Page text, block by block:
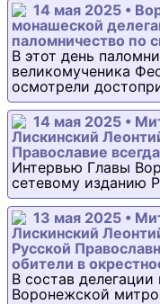
14 мая 2025 •
монашеской
паломничество по
В этот день
великомученика
осмотрели
14 мая 2025 •
Лискинский
Православие
Интервью Главы
сетевому изданию
13 мая 2025 •
Лискинский
Русской
обители в
В состав
Воронежской